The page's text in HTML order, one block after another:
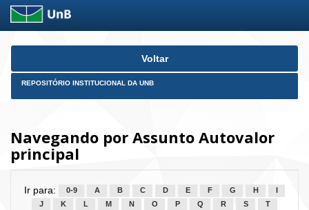
Skip
Voltar
REPOSITÓRIO INSTITUCIONAL DA UNB
Navegando por Assunto Autovalor
principal
Ir para: 0-9 A B C D E F G H
J
K L M N O P Q R S
T